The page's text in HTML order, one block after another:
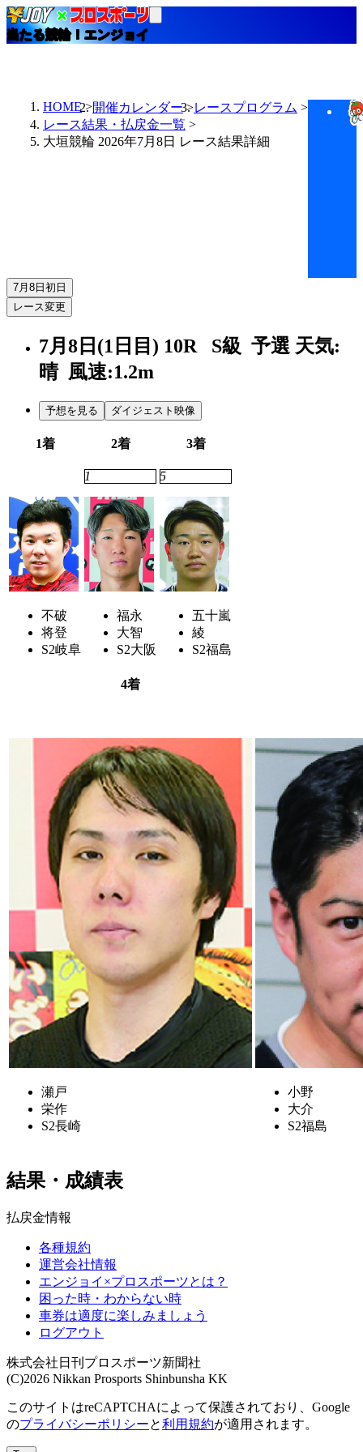
当たる競輪！エンジョイ
HOME 開催カレンダー
レースプログラム
レース結果・払戻金一覧
大垣競輪 2026年7月8日 レース結果詳細
7月8日 初日
レース変更
7月8日(1日目) 10R S級 予選 天気:
晴 風速:1.2m
予想を見る ダイジェスト映像
1着 2着 3着
不破
将登
S2岐阜
1
福永
大智
S2大阪
5
五十嵐
綾
S2福島
4着
瀬戸
栄作
S2長崎
小野
大介
S2福島
結果・成績表
払戻金情報
各種規約
運営会社情報
エンジョイ×プロスポーツとは？
困った時・わからない時
車券は適度に楽しみましょう
ログアウト
株式会社日刊プロスポーツ新聞社
(C)2026 Nikkan Prosports Shinbunsha KK
このサイトはreCAPTCHAによって保護されており、Google
のプライバシーポリシーと利用規約が適用されます。